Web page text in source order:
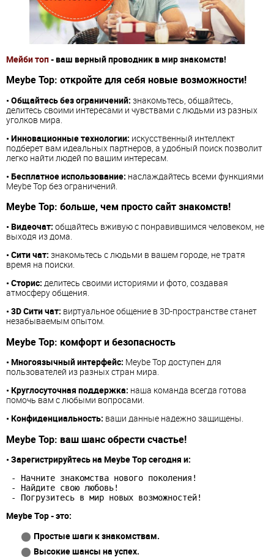
Мейби топ- ваш верный проводник в мир знакомств!
Meybe Top: откройте для себя новые возможности!
• Общайтесь без ограничений: знакомьтесь, общайтесь,
делитесь своими интересами и чувствами с людьми из разных
уголков мира.
• Инновационные технологии: искусственный интеллект
подберет вам идеальных партнеров, а удобный поиск позволит
легко найти людей по вашим интересам.
• Бесплатное использование: наслаждайтесь всеми функциями
Meybe Top без ограничений.
Meybe Top: больше, чем просто сайт знакомств!
• Видеочат: общайтесь вживую с понравившимся человеком, не
выходя из дома.
• Сити чат: знакомьтесь с людьми в вашем городе, не тратя
время на поиски.
• Сторис: делитесь своими историями и фото, создавая
атмосферу общения.
• 3D Сити чат: виртуальное общение в 3D-пространстве станет
незабываемым опытом.
Meybe Top: комфорт и безопасность
• Многоязычный интерфейс: Meybe Top доступен для
пользователей из разных стран мира.
• Круглосуточная поддержка: наша команда всегда готова
помочь вам с любыми вопросами.
• Конфиденциальность: ваши данные надежно защищены.
Meybe Top: ваш шанс обрести счастье!
• Зарегистрируйтесь на Meybe Top сегодня и:
- Начните знакомства нового поколения!
- Найдите свою любовь!
- Погрузитесь в мир новых возможностей!
Meybe Top - это:
Простые шаги к знакомствам.
Высокие шансы на успех.